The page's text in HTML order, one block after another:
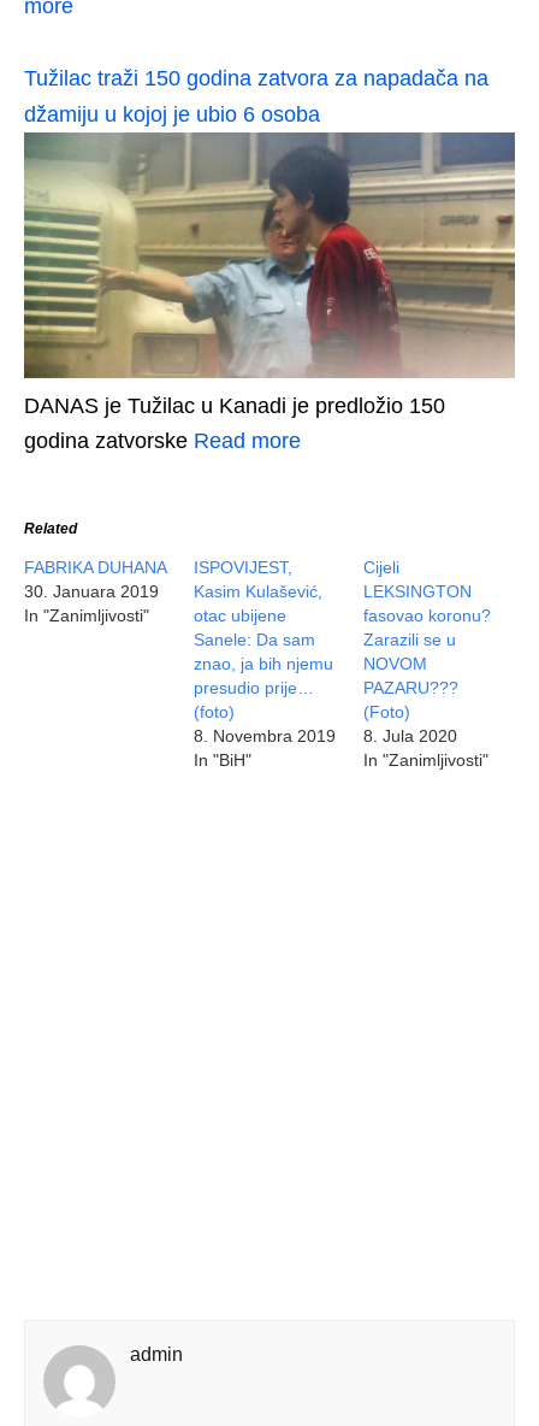
more
Tužilac traži 150 godina zatvora za napadača na
džamiju u kojoj je ubio 6 osoba
DANAS je Tužilac u Kanadi je predložio 150
godina zatvorske Read more
Related
FABRIKA DUHANA
30. Januara 2019
In "Zanimljivosti"
ISPOVIJEST,
Kasim Kulašević,
otac ubijene
Sanele: Da sam
znao, ja bih njemu
presudio prije…
(foto)
8. Novembra 2019
In "BiH"
Cijeli
LEKSINGTON
fasovao koronu?
Zarazili se u
NOVOM
PAZARU???
(Foto)
8. Jula 2020
In "Zanimljivosti"
admin